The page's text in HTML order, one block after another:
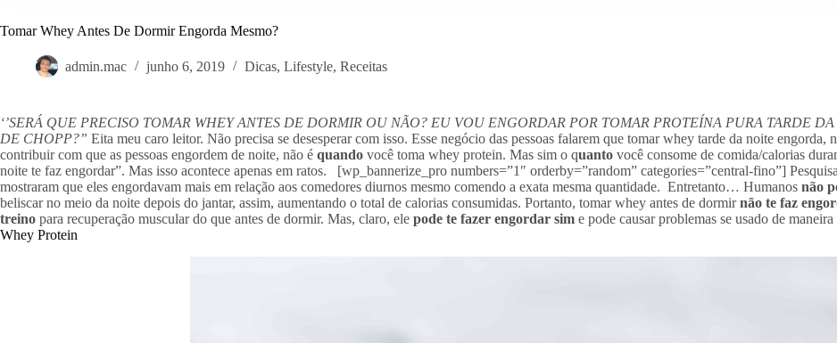
Tomar Whey Antes De Dormir Engorda Mesmo?
admin.mac junho 6, 2019 Dicas, Lifestyle, Receitas
‘’SERÁ QUE PRECISO TOMAR WHEY ANTES DE DORMIR OU NÃO? EU VOU ENGORDAR POR TOMAR PROTEÍNA PURA TARDE
DE CHOPP?” Eita meu caro leitor. Não precisa se desesperar com isso. Esse negócio das pessoas falarem que tomar whey tarde da noite engorda,
contribuir com que as pessoas engordem de noite, não é quando você toma whey protein. Mas sim o quanto você consome de comida/calorias
noite te faz engordar”. Mas isso acontece apenas em ratos. [wp_bannerize_pro numbers=”1″ orderby=”random” categories=”central-fino”]
mostraram que eles engordavam mais em relação aos comedores diurnos mesmo comendo a exata mesma quantidade. Entretanto… Humanos não
beliscar no meio da noite depois do jantar, assim, aumentando o total de calorias consumidas. Portanto, tomar whey antes de dormirnão te faz
treino para recuperação muscular do que antes de dormir. Mas, claro, ele pode te fazer engordar sim e pode causar problemas se usado de
Whey Protein